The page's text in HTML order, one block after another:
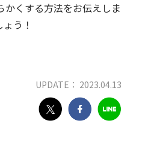
くする方法をお伝えしま
う！
UPDATE： 2023.04.13